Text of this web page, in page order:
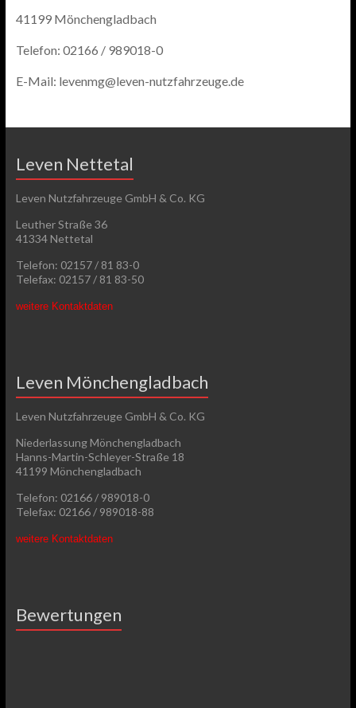
41199 Mönchengladbach
Telefon: 02166 / 989018-0
E-Mail: levenmg@leven-nutzfahrzeuge.de
Leven Nettetal
Leven Nutzfahrzeuge GmbH & Co. KG
Leuther Straße 36
41334 Nettetal
Telefon: 02157 / 81 83-0
Telefax: 02157 / 81 83-50
weitere Kontaktdaten
Leven Mönchengladbach
Leven Nutzfahrzeuge GmbH & Co. KG
Niederlassung Mönchengladbach
Hanns-Martin-Schleyer-Straße 18
41199 Mönchengladbach
Telefon: 02166 / 989018-0
Telefax: 02166 / 989018-88
weitere Kontaktdaten
Bewertungen